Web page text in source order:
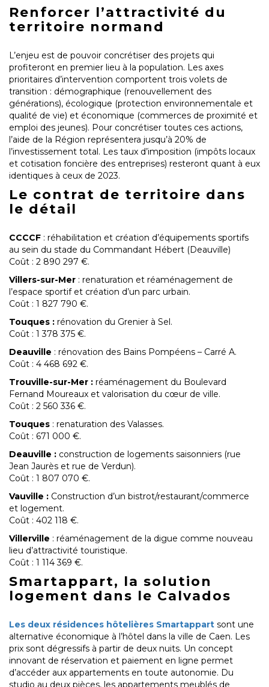
Renforcer l’attractivité du
territoire normand
L’enjeu est de pouvoir concrétiser des projets qui
profiteront en premier lieu à la population. Les axes
prioritaires d’intervention comportent trois volets de
transition : démographique (renouvellement des
générations), écologique (protection environnementale et
qualité de vie) et économique (commerces de proximité et
emploi des jeunes). Pour concrétiser toutes ces actions,
l’aide de la Région représentera jusqu’à 20% de
l’investissement total. Les taux d’imposition (impôts locaux
et cotisation foncière des entreprises) resteront quant à eux
identiques à ceux de 2023.
Le contrat de territoire dans
le détail
CCCCF : réhabilitation et création d’équipements sportifs
au sein du stade du Commandant Hébert (Deauville)
Coût : 2 890 297 €.
Villers-sur-Mer : renaturation et réaménagement de
l’espace sportif et création d’un parc urbain.
Coût : 1 827 790 €.
Touques : rénovation du Grenier à Sel.
Coût : 1 378 375 €.
Deauville : rénovation des Bains Pompéens – Carré A.
Coût : 4 468 692 €.
Trouville-sur-Mer : réaménagement du Boulevard
Fernand Moureaux et valorisation du cœur de ville.
Coût : 2 560 336 €.
Touques : renaturation des Valasses.
Coût : 671 000 €.
Deauville : construction de logements saisonniers (rue
Jean Jaurès et rue de Verdun).
Coût : 1 807 070 €.
Vauville : Construction d’un bistrot/restaurant/commerce
et logement.
Coût : 402 118 €.
Villerville : réaménagement de la digue comme nouveau
lieu d’attractivité touristique.
Coût : 1 114 369 €.
Smartappart, la solution
logement dans le Calvados
Les deux résidences hôtelières Smartappart sont une
alternative économique à l’hôtel dans la ville de Caen. Les
prix sont dégressifs à partir de deux nuits. Un concept
innovant de réservation et paiement en ligne permet
d’accéder aux appartements en toute autonomie. Du
studio au deux pièces, les appartements meublés de